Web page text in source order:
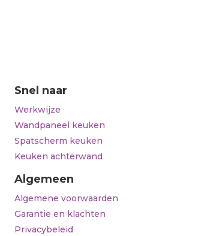
Snel naar
Werkwijze
Wandpaneel keuken
Spatscherm keuken
Keuken achterwand
Algemeen
Algemene voorwaarden
Garantie en klachten
Privacybeleid